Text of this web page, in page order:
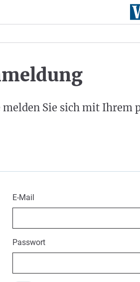
Sie sich mit Ihrem
E-Mail
Passwort